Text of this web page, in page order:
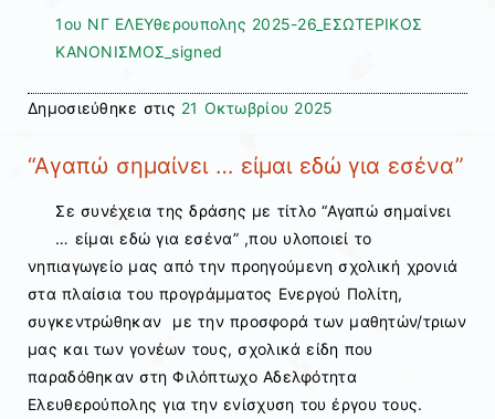
1ου ΝΓ ΕΛΕΥθερουπολης 2025-26_ΕΣΩΤΕΡΙΚΟΣ
ΚΑΝΟΝΙΣΜΟΣ_signed
Δημοσιεύθηκε στις 21 Οκτωβρίου 2025
“Αγαπώ σημαίνει … είμαι εδώ για εσένα”
Σε συνέχεια της δράσης με τίτλο “Αγαπώ σημαίνει
… είμαι εδώ για εσένα” ,που υλοποιεί το
νηπιαγωγείο μας από την προηγούμενη σχολική χρονιά
στα πλαίσια του προγράμματος Ενεργού Πολίτη,
συγκεντρώθηκαν με την προσφορά των μαθητών/τριων
μας και των γονέων τους, σχολικά είδη που
παραδόθηκαν στη Φιλόπτωχο Αδελφότητα
Ελευθερούπολης για την ενίσχυση του έργου τους.